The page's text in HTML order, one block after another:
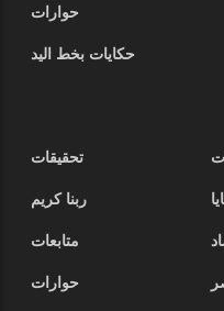
حوارات
حكايات بخط اليد
تحقيقات
ربنا كريم
متابعات
حوارات